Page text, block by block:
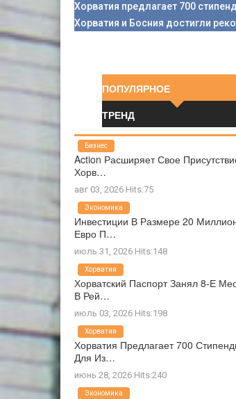
Хорватия предлагает 700
Хорватия и Босния достигли
ПОПУЛЯРНОЕ
ТРЕНД
Action Расширяет Свое
Хорв…
авг 03, 2026 Hits:75
Бизнес
Инвестиции В Размере 20
Евро П…
июль 31, 2026 Hits:148
Экономика
Хорватский Паспорт Занял 8-Е
В Рей…
июль 03, 2026 Hits:198
Хорватия
Хорватия Предлагает 700
Для Из…
июнь 28, 2026 Hits:240
Хорватия
Экономика